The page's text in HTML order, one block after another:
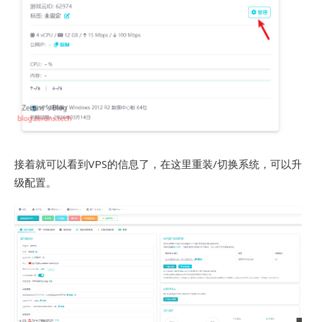
接着就可以看到VPS的信息了，在这里重装/切换系统，可以升
级配置。